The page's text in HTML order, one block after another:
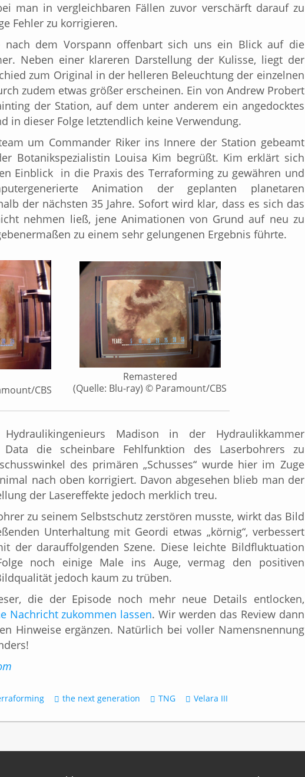
man in vergleichbaren Fällen zuvor verschärft darauf zu
Fehler zu korrigieren.
nach dem Vorspann offenbart sich uns ein Blick auf die
Neben einer klareren Darstellung der Kulisse, liegt der
zum Original in der helleren Beleuchtung der einzelnen
zudem etwas größer erscheinen. Ein von Andrew Probert
der Station, auf dem unter anderem ein angedocktes
in dieser Folge letztendlich keine Verwendung.
um Commander Riker ins Innere der Station gebeamt
Botanikspezialistin Louisa Kim begrüßt. Kim erklärt sich
Einblick in die Praxis des Terraforming zu gewähren und
Animation der geplanten planetaren
der nächsten 35 Jahre. Sofort wird klar, dass es sich das
nehmen ließ, jene Animationen von Grund auf neu zu
zu einem sehr gelungenen Ergebnis führte.
CBS
Remastered
(Quelle: Blu-ray) © Paramount/CBS
Madison in der Hydraulikkammer
Data die scheinbare Fehlfunktion des Laserbohrers zu
des primären „Schusses“ wurde hier im Zuge
nach oben korrigiert. Davon abgesehen blieb man der
der Lasereffekte jedoch merklich treu.
zu seinem Selbstschutz zerstören musste, wirkt das Bild
Unterhaltung mit Geordi etwas „körnig“, verbessert
der darauffolgenden Szene. Diese leichte Bildfluktuation
noch einige Male ins Auge, vermag den positiven
jedoch kaum zu trüben.
die der Episode noch mehr neue Details entlocken,
Nachricht zukommen lassen. Wir werden das Review dann
Hinweise ergänzen. Natürlich bei voller Namensnennung
the next generation TNG Velara III